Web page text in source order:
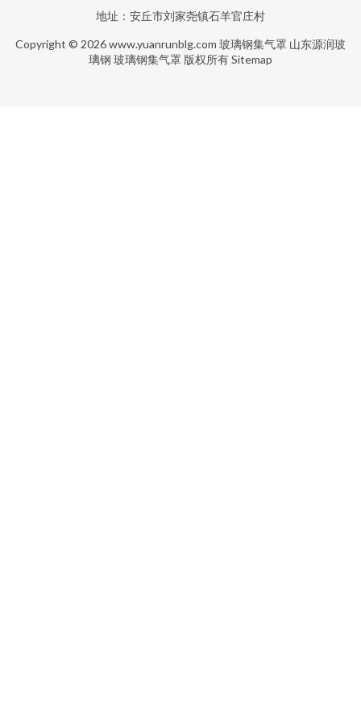
地址：安丘市刘家尧镇石羊官庄村
Copyright © 2026www.yuanrunblg.com 玻璃钢集气罩 山东源润玻
璃钢 玻璃钢集气罩 版权所有Sitemap